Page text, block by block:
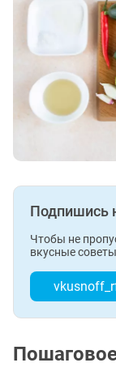
Подпишись
Чтобы не
вкусные